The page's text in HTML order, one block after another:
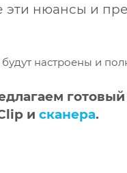
нюансы и
настроены и
готовый
и сканера.